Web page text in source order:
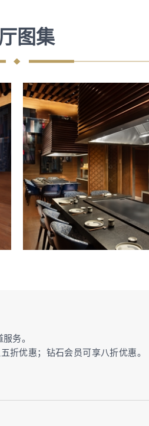
图集
务。
折优惠；钻石会员可享八折优惠。